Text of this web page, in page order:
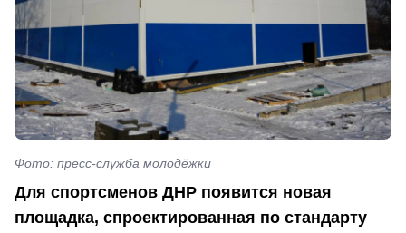
Фото: пресс-служба молодёжки
Для спортсменов ДНР появится новая
площадка, спроектированная по стандарту